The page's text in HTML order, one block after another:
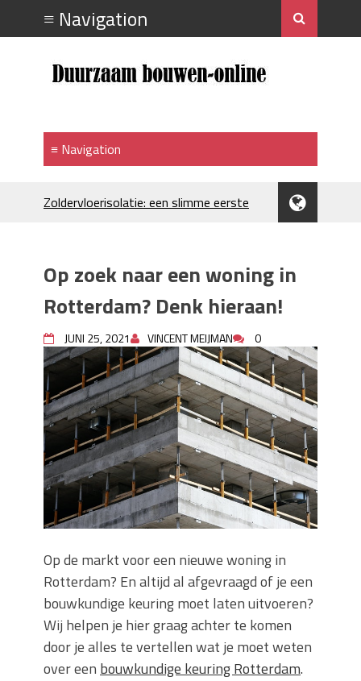
Zoldervloerisolatie: een slimme eerste
Je huis koelen: alles behalve duur
Hoe draagt je inrichting bij aan je
merkimago?
Houtpellets als duurzame
verwarmingsoptie
Wanneer moet je een specialist
inschakelen bij rioolproblemen?
Slimme oplossingen voor lekkages en
verstoppingen
Betonplex: Het Veelzijdige
Plaatmateriaal voor Moderne Projecten
Woonstijlen die perfect passen bij
duurzaam bouwen
Oma weet raadt bij cementsluier:
natuurlijke oplossingen
Op zoek naar een woning in
Rotterdam? Denk hieraan!
JUNI 25, 2021 VINCENT MEIJMAN 0
Op de markt voor een nieuwe woning in
Rotterdam? En altijd al afgevraagd of je een
bouwkundige keuring moet laten uitvoeren?
Wij helpen je hier graag achter te komen
door je alles te vertellen wat je moet weten
over een bouwkundige keuring Rotterdam.